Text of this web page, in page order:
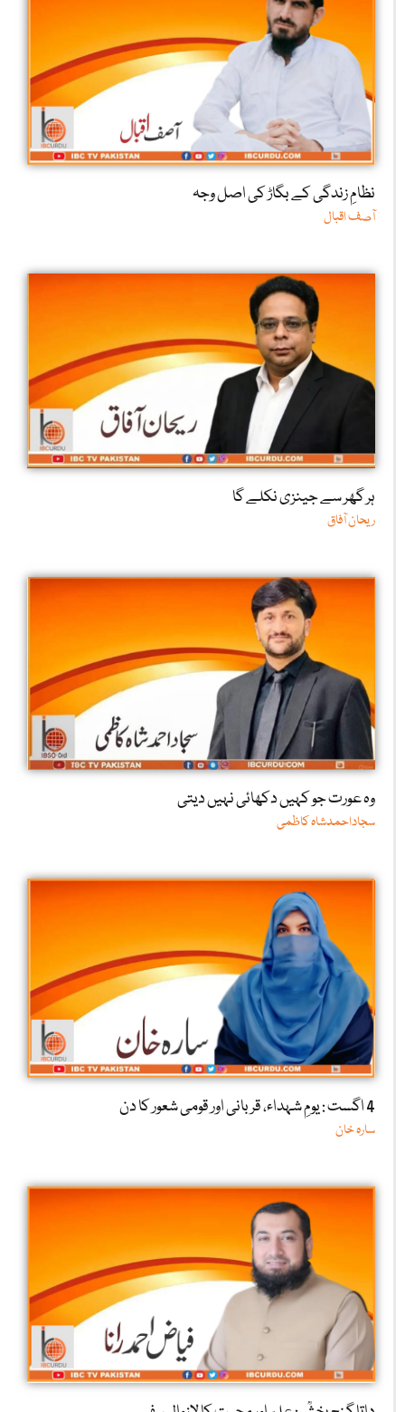
نظامِ زندگی کے بگاڑ کی اصل وجہ
آصف اقبال
ہر گھر سے جینزی نکلے گا
ریحان آفاق
وہ عورت جو کہیں دکھائی نہیں دیتی
سجاداحمدشاہ کاظمی
4 اگست : یومِ شہداء، قربانی اور قومی شعور کا دن
سارہ خان